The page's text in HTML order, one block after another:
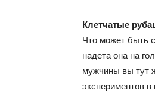
Клетчатые
Что может быть
надета она на
мужчины вы тут
экспериментов